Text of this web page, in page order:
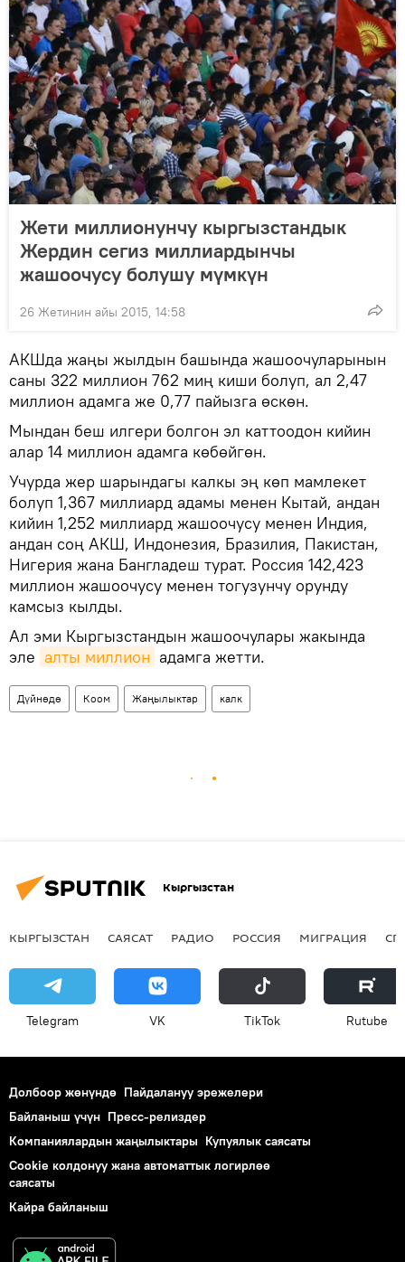
Жети миллионунчу кыргызстандык
Жердин сегиз миллиардынчы
жашоочусу болушу мүмкүн
26 Жетинин айы 2015, 14:58
АКШда жаңы жылдын башында жашоочуларынын
саны 322 миллион 762 миң киши болуп, ал 2,47
миллион адамга же 0,77 пайызга өскөн.
Мындан беш илгери болгон эл каттоодон кийин
алар 14 миллион адамга көбөйгөн.
Учурда жер шарындагы калкы эң көп мамлекет
болуп 1,367 миллиард адамы менен Кытай, андан
кийин 1,252 миллиард жашоочусу менен Индия,
андан соң АКШ, Индонезия, Бразилия, Пакистан,
Нигерия жана Бангладеш турат. Россия 142,423
миллион жашоочусу менен тогузунчу орунду
камсыз кылды.
Ал эми Кыргызстандын жашоочулары жакында
эле алты миллион адамга жетти.
Дүйнөдө Коом Жаңылыктар калк
Кыргызстан
КЫРГЫЗСТАН САЯСАТ РАДИО РОССИЯ МИГРАЦИЯ
Telegram VK ТikТоk Rutube
Долбоор жөнүндө Пайдалануу эрежелери
Байланыш үчүн Пресс-релиздер
Компаниялардын жаңылыктары Купуялык саясаты
Cookie колдонуу жана автоматтык логирлөө
саясаты
Кайра байланыш